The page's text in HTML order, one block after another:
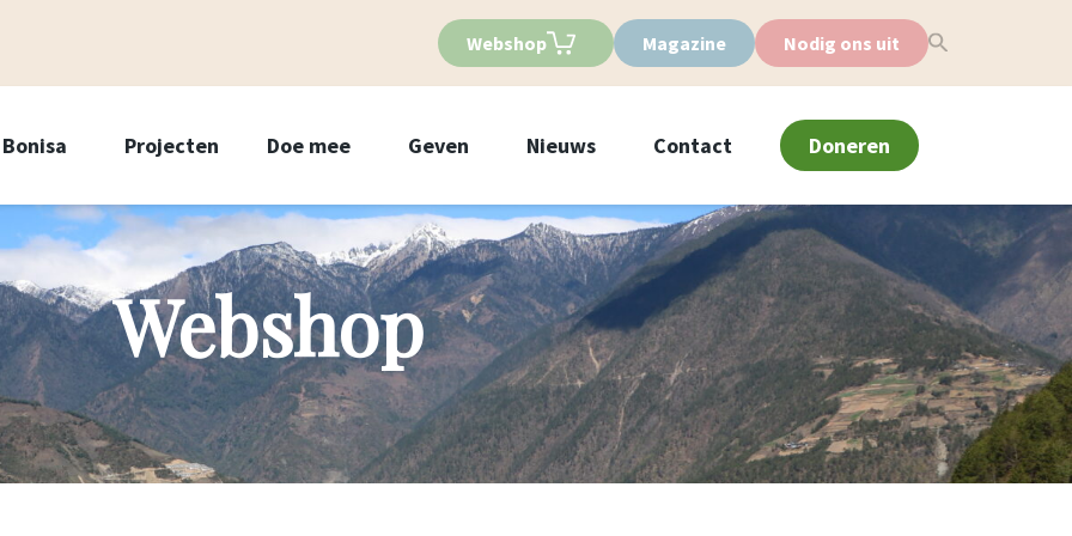
Webshop Magazine Nodig ons uit
Bonisa Projecten Doe mee Geven Nieuws Contact Doneren
Webshop